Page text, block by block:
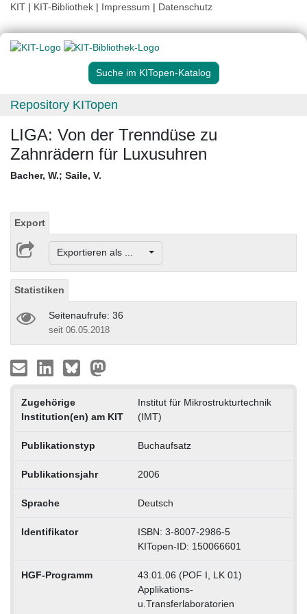
KIT | KIT-Bibliothek | Impressum | Datenschutz
Suche im KITopen-Katalog
Repository KITopen
LIGA: Von der Trenndüse zu
Zahnrädern für Luxusuhren
Bacher, W.; Saile, V.
Export
Exportieren als ...
Statistiken
Seitenaufrufe: 36
seit 06.05.2018
Zugehörige
Institution(en) am KIT
Institut für Mikrostrukturtechnik
(IMT)
Publikationstyp Buchaufsatz
Publikationsjahr 2006
Sprache Deutsch
Identifikator
ISBN: 3-8007-2986-5
KITopen-ID: 150066601
HGF-Programm
43.01.06 (POF I, LK 01)
Applikations-
u.Transferlaboratorien